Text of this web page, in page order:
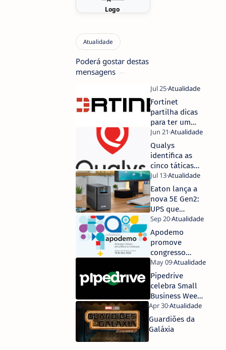
Poderá gostar destas
mensagens
Fortinet
partilha dicas
para ter um
verão
ciberseguro
Qualys
identifica as
cinco táticas
mais eficazes
para melhorar
a segurança da
informação
Eaton lança a
nova 5E Gen2:
UPS que
fornece
proteção de
energia para
aplicações
residenciais e
com excelente
relação custo-
desempenho
Apodemo
promove
congresso
anual em
Outubro
Pipedrive
celebra Small
Business Week
2023
Guardiões da
Galáxia